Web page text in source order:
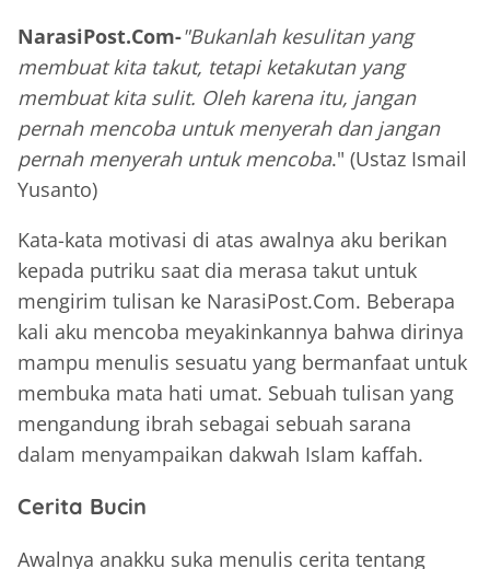
NarasiPost.Com-"Bukanlah kesulitan yang
membuat kita takut, tetapi ketakutan yang
membuat kita sulit. Oleh karena itu, jangan
pernah mencoba untuk menyerah dan jangan
pernah menyerah untuk mencoba." (Ustaz Ismail
Yusanto)
Kata-kata motivasi di atas awalnya aku berikan
kepada putriku saat dia merasa takut untuk
mengirim tulisan ke NarasiPost.Com. Beberapa
kali aku mencoba meyakinkannya bahwa dirinya
mampu menulis sesuatu yang bermanfaat untuk
membuka mata hati umat. Sebuah tulisan yang
mengandung ibrah sebagai sebuah sarana
dalam menyampaikan dakwah Islam kaffah.
Cerita Bucin
Awalnya anakku suka menulis cerita tentang